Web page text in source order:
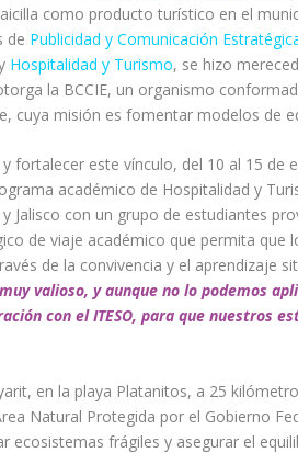
como producto turístico en el
de Publicidad y Comunicación
Hospitalidad y Turismo, se hizo
la BCCIE, un organismo
cuya misión es fomentar modelos de
fortalecer este vínculo, del 10 al 15
académico de Hospitalidad y
Jalisco con un grupo de estudiantes
de viaje académico que permita
de la convivencia y el aprendizaje
valioso, y aunque no lo podemos
con el ITESO, para que nuestros
en la playa Platanitos, a 25
Natural Protegida por el Gobierno
ecosistemas frágiles y asegurar el